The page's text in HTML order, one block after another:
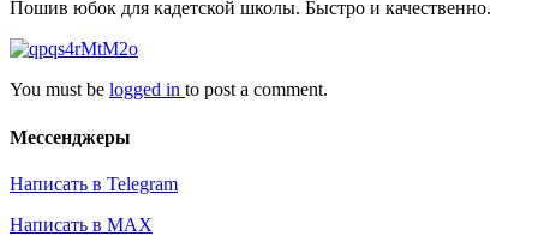
Пошив юбок для кадетской школы. Быстро и качественно.
You must be logged in to post a comment.
Мессенджеры
Написать в Telegram
Написать в MAX